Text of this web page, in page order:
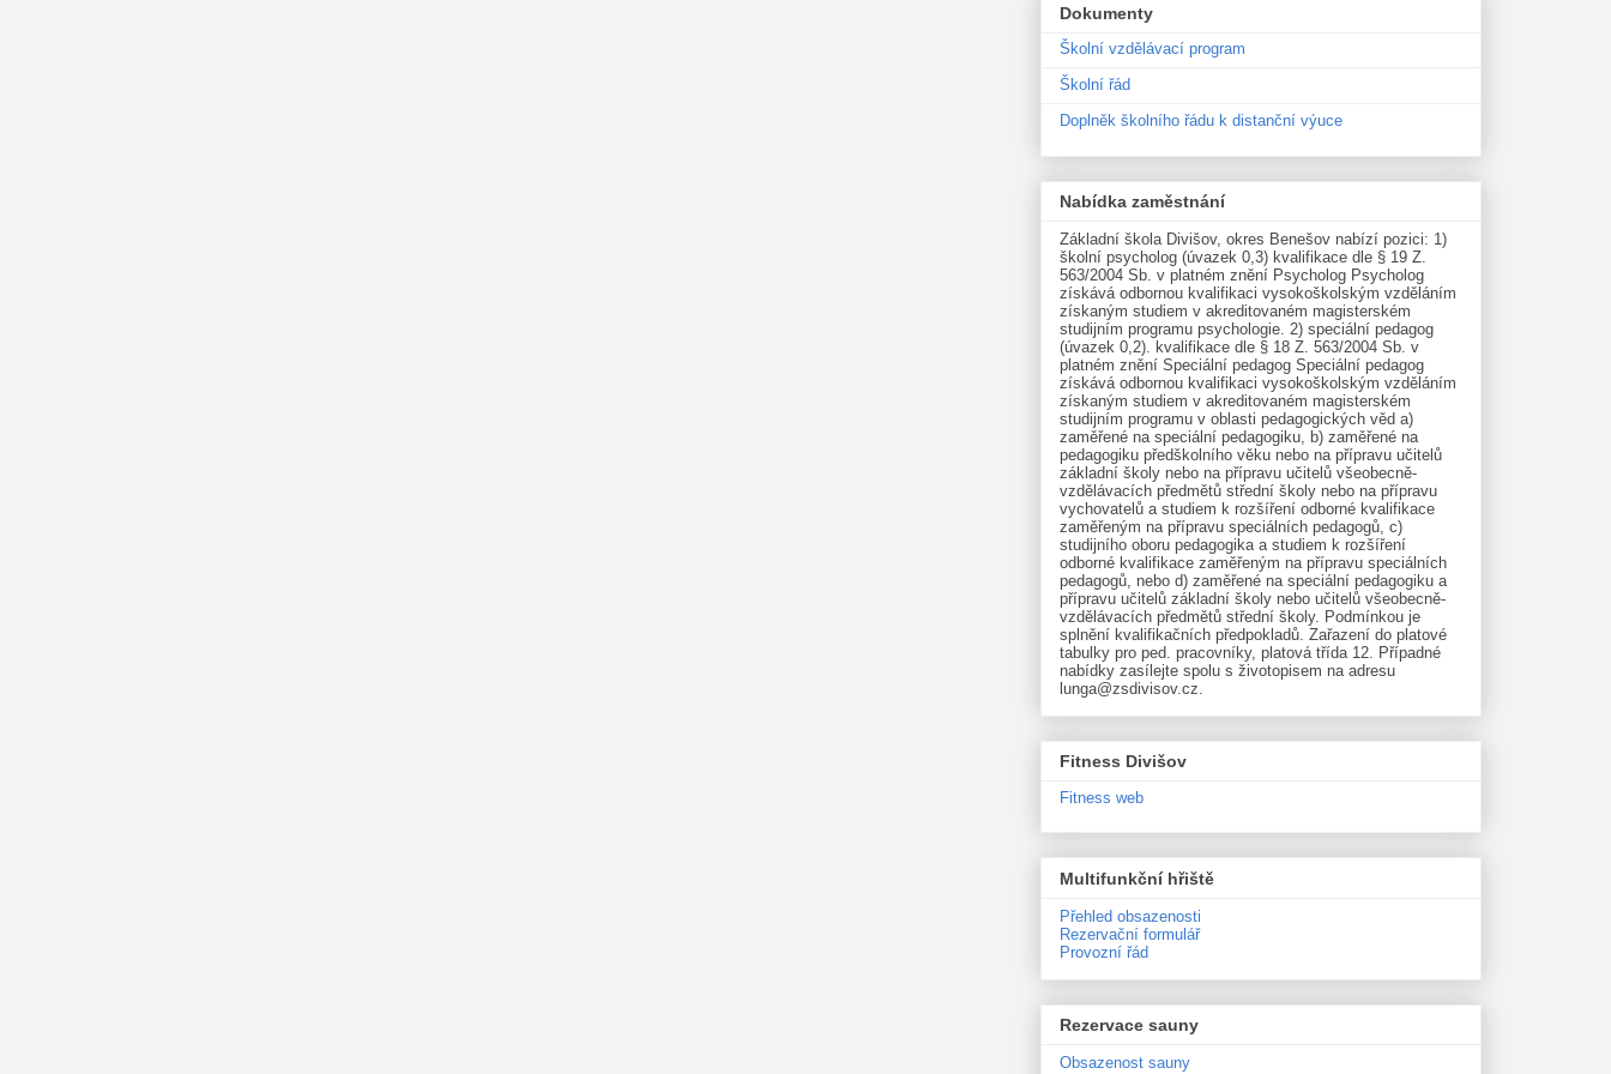
Dokumenty
Školní vzdělávací program
Školní řád
Doplněk školního řádu k distanční výuce
Nabídka zaměstnání
Základní škola Divišov, okres Benešov nabízí pozici: 1)
školní psycholog (úvazek 0,3) kvalifikace dle § 19 Z.
563/2004 Sb. v platném znění Psycholog Psycholog
získává odbornou kvalifikaci vysokoškolským vzděláním
získaným studiem v akreditovaném magisterském
studijním programu psychologie. 2) speciální pedagog
(úvazek 0,2). kvalifikace dle § 18 Z. 563/2004 Sb. v
platném znění Speciální pedagog Speciální pedagog
získává odbornou kvalifikaci vysokoškolským vzděláním
získaným studiem v akreditovaném magisterském
studijním programu v oblasti pedagogických věd a)
zaměřené na speciální pedagogiku, b) zaměřené na
pedagogiku předškolního věku nebo na přípravu učitelů
základní školy nebo na přípravu učitelů všeobecně-
vzdělávacích předmětů střední školy nebo na přípravu
vychovatelů a studiem k rozšíření odborné kvalifikace
zaměřeným na přípravu speciálních pedagogů, c)
studijního oboru pedagogika a studiem k rozšíření
odborné kvalifikace zaměřeným na přípravu speciálních
pedagogů, nebo d) zaměřené na speciální pedagogiku a
přípravu učitelů základní školy nebo učitelů všeobecně-
vzdělávacích předmětů střední školy. Podmínkou je
splnění kvalifikačních předpokladů. Zařazení do platové
tabulky pro ped. pracovníky, platová třída 12. Případné
nabídky zasílejte spolu s životopisem na adresu
lunga@zsdivisov.cz.
Fitness Divišov
Fitness web
Multifunkční hřiště
Přehled obsazenosti
Rezervační formulář
Provozní řád
Rezervace sauny
Obsazenost sauny